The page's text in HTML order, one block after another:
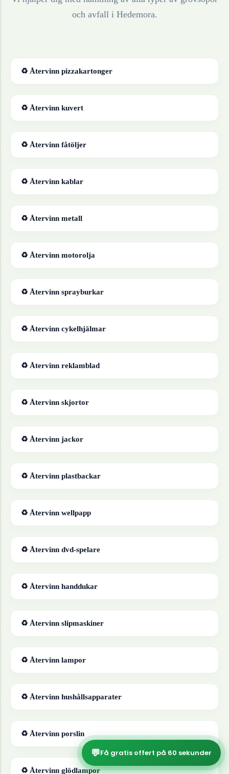
och avfall i Hedemora.
♻ Återvinn pizzakartonger
♻ Återvinn kuvert
♻ Återvinn fåtöljer
♻ Återvinn kablar
♻ Återvinn metall
♻ Återvinn motorolja
♻ Återvinn sprayburkar
♻ Återvinn cykelhjälmar
♻ Återvinn reklamblad
♻ Återvinn skjortor
♻ Återvinn jackor
♻ Återvinn plastbackar
♻ Återvinn wellpapp
♻ Återvinn dvd-spelare
♻ Återvinn handdukar
♻ Återvinn slipmaskiner
♻ Återvinn lampor
♻ Återvinn hushållsapparater
♻ Återvinn porslin
♻ Återvinn glödlampor
💬Få gratis offert på 60 sekunder